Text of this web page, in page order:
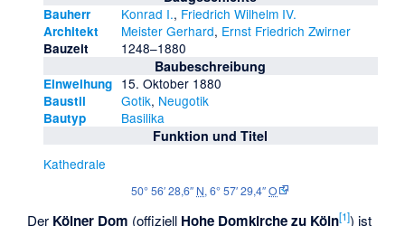
Bauherr Konrad I., Friedrich Wilhelm IV.
Architekt Meister Gerhard, Ernst Friedrich Zwirner
Bauzeit
1248–1880
Baubeschreibung
Einweihung 15. Oktober 1880
Baustil Gotik, Neugotik
Bautyp
Basilika
Funktion und Titel
Kathedrale
50° 56′ 28,6″ N,6° 57′ 29,4″O
Der Kölner Dom (offiziell Hohe Domkirche zu Köln[1]) ist